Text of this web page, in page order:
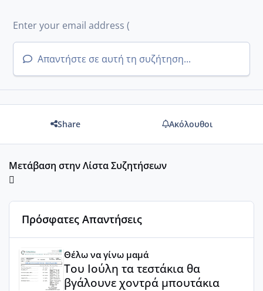
Απαντήστε σε αυτή τη συζήτηση...
Share Ακόλουθοι
Μετάβαση στην Λίστα Συζητήσεων
Πρόσφατες Απαντήσεις
Θέλω να γίνω μαμά
Του Ιούλη τα τεστάκια θα
βγάλουνε χοντρά μπουτάκια